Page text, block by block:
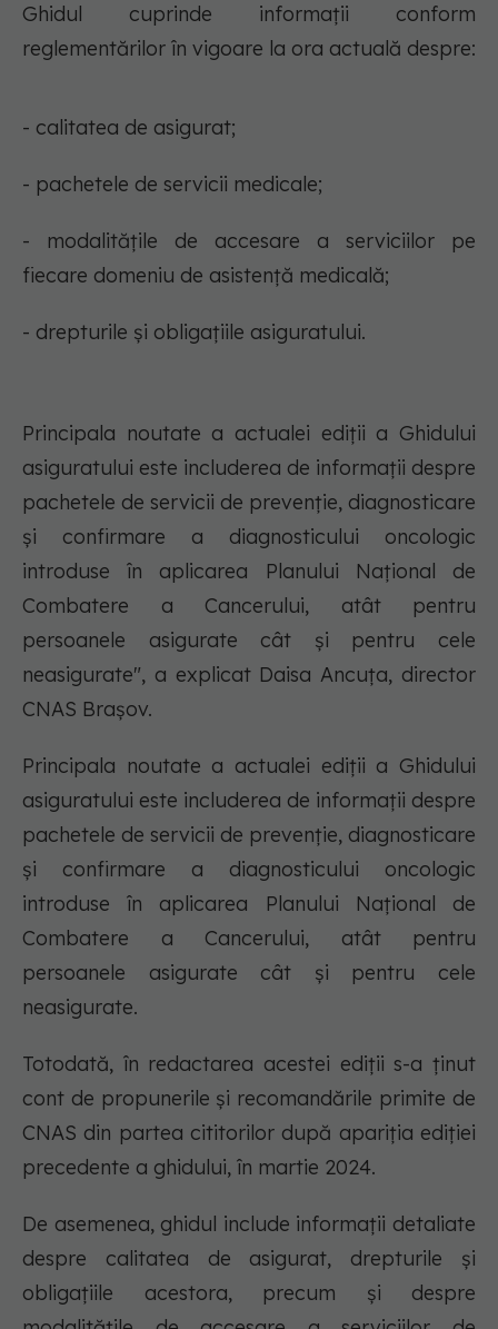
Ghidul cuprinde informaţii conform
reglementărilor în vigoare la ora actuală despre:
- calitatea de asigurat;
- pachetele de servicii medicale;
- modalităţile de accesare a serviciilor pe
fiecare domeniu de asistenţă medicală;
- drepturile şi obligaţiile asiguratului.
Principala noutate a actualei ediții a Ghidului
asiguratului este includerea de informații despre
pachetele de servicii de prevenție, diagnosticare
și confirmare a diagnosticului oncologic
introduse în aplicarea Planului Național de
Combatere a Cancerului, atât pentru
persoanele asigurate cât și pentru cele
neasigurate", a explicat Daisa Ancuța, director
CNAS Brașov.
Principala noutate a actualei ediții a Ghidului
asiguratului este includerea de informații despre
pachetele de servicii de prevenție, diagnosticare
și confirmare a diagnosticului oncologic
introduse în aplicarea Planului Național de
Combatere a Cancerului, atât pentru
persoanele asigurate cât și pentru cele
neasigurate.
Totodată, în redactarea acestei ediții s-a ținut
cont de propunerile și recomandările primite de
CNAS din partea cititorilor după apariția ediției
precedente a ghidului, în martie 2024.
De asemenea, ghidul include informații detaliate
despre calitatea de asigurat, drepturile și
obligațiile acestora, precum și despre